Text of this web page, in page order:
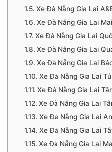
Xe Đà Nẵng Gia Lai
Xe Đà Nẵng Gia Lai
Xe Đà Nẵng Gia Lai
Xe Đà Nẵng Gia Lai
Xe Đà Nẵng Gia Lai
Xe Đà Nẵng Gia Lai
Xe Đà Nẵng Gia Lai
Xe Đà Nẵng Gia Lai
Xe Đà Nẵng Gia Lai
Xe Đà Nẵng Gia Lai
Xe Đà Nẵng Gia Lai